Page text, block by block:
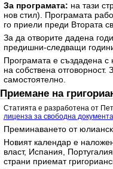
За програмата: на тази
нов стил). Програмата
го приели преди Втората
За да отворите дадена
предишни-следващи
Програмата е създадена с
на собствена
самостоятелно.
Приемане на
Статията е разработена от
лиценза за свободна
Преминаването от
Новият календар е
власт, Испания,
страни приемат